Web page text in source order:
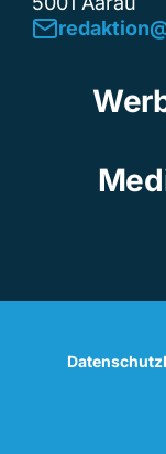
Datenschutz